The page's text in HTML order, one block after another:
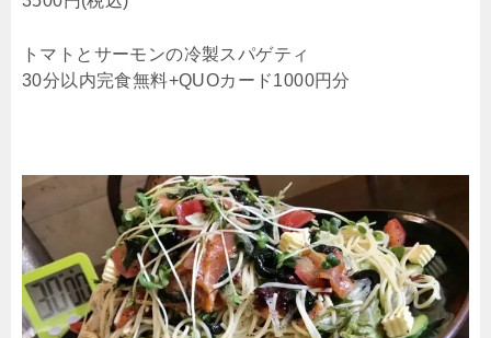
トマトとサーモンの冷製スパゲティ
30分以内完食無料+QUOカード1000円分